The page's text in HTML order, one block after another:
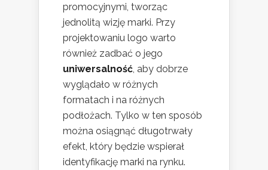
promocyjnymi, tworząc
jednolitą wizję marki. Przy
projektowaniu logo warto
również zadbać o jego
uniwersalność , aby dobrze
wyglądało w różnych
formatach i na różnych
podłożach. Tylko w ten sposób
można osiągnąć długotrwały
efekt, który będzie wspierał
identyfikację marki na rynku.